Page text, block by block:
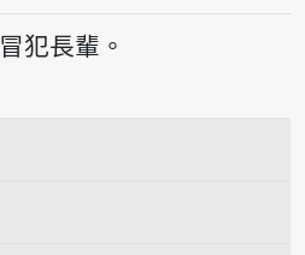
播放音讀gi̍k-thinn
冒犯長輩。